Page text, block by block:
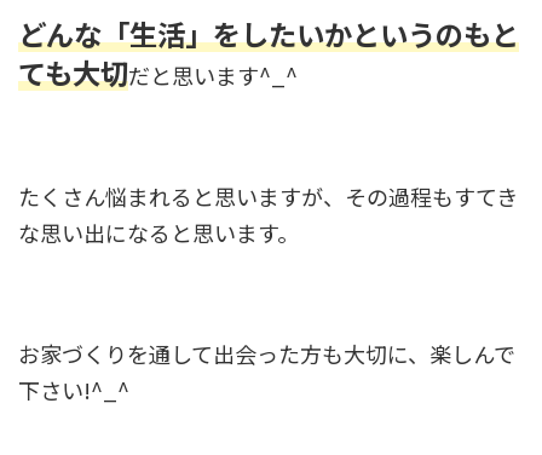
どんな「生活」をしたいかというのもと
ても大切だと思います^_^
たくさん悩まれると思いますが、その過程もすてき
な思い出になると思います。
お家づくりを通して出会った方も大切に、楽しんで
下さい!^_^